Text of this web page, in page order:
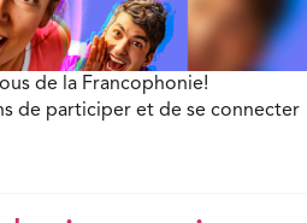
de la Francophonie!
de participer et de se connecter